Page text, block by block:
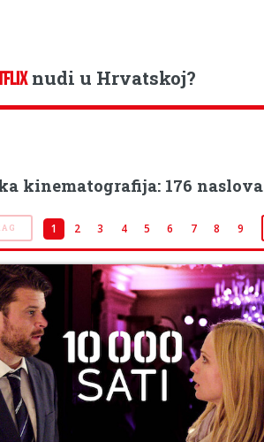
nudi u Hrvatskoj?
kinematografija: 176 naslova
1 2 3 4 5 6 7 8 9